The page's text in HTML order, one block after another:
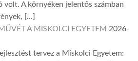
volt. A környéken jelentős számban
[…]
A MISKOLCI EGYETEM 2026-
tervez a Miskolci Egyetem: